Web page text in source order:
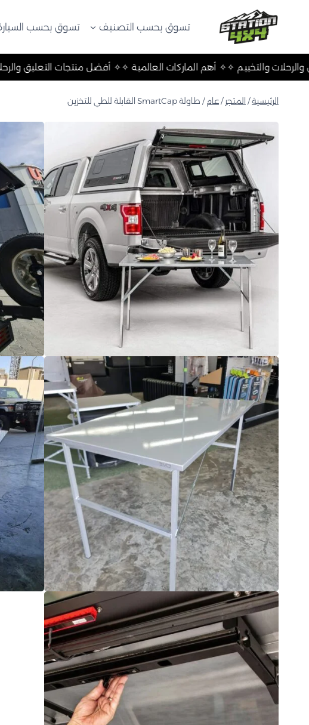
تسوق بحسب التصنيف تسوق بحسب
✧ أفضل✧ أهم الماركات العالمية ✧منتجات التعليق والرحلات والتخييم ✧
الرئيسية/ المتجر / عام / طاولة SmartCap القابلة للطي للتخزين